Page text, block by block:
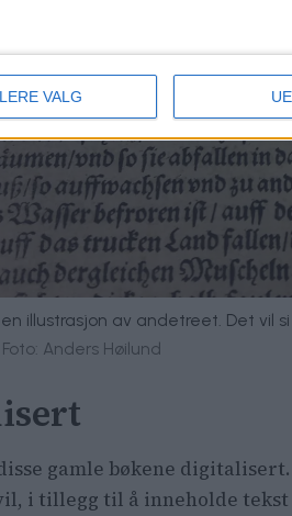
VALG
illustrasjon av andetreet. Det vil
Foto: Anders Høilund
gamle bøkene
i tillegg til å inneholde